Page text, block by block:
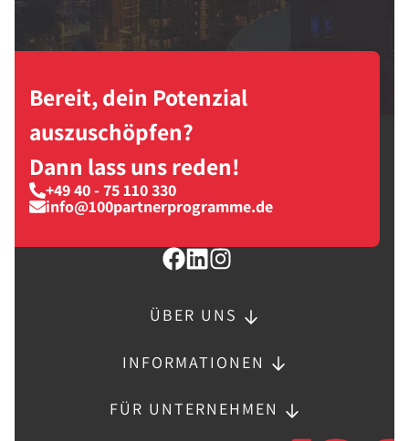
Bereit, dein Potenzial
auszuschöpfen?
Dann lass uns reden!
+49 40 - 75 110 330
info@100partnerprogramme.de
ÜBER UNS
INFORMATIONEN
FÜR UNTERNEHMEN